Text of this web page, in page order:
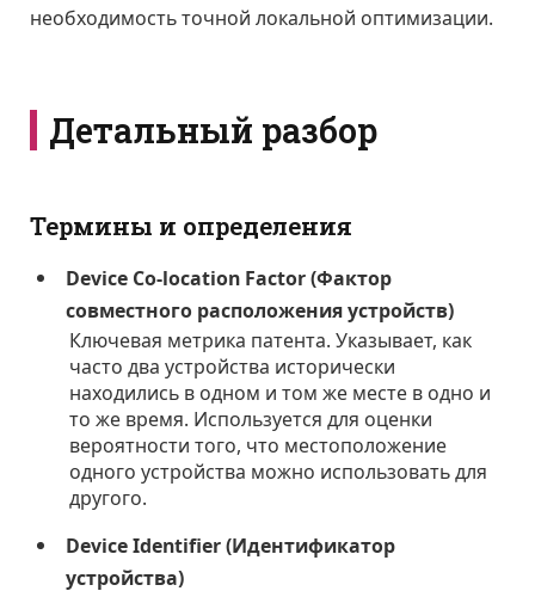
необходимость точной локальной оптимизации.
Детальный разбор
Термины и определения
Device Co-location Factor (Фактор
совместного расположения устройств)
Ключевая метрика патента. Указывает, как
часто два устройства исторически
находились в одном и том же месте в одно и
то же время. Используется для оценки
вероятности того, что местоположение
одного устройства можно использовать для
другого.
Device Identifier (Идентификатор
устройства)